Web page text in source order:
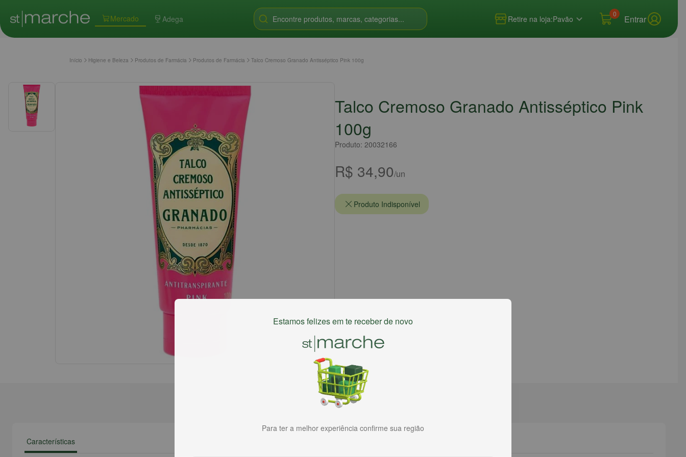
Mercado Adega Encontre produtos, marcas, categorias... Retire na loja:Pavão
0 Entrar
Início Higiene e Beleza Produtos de Farmácia Produtos de Farmácia Talco Cremoso Granado Antisséptico Pink 100g
Talco Cremoso Granado Antisséptico Pink
100g
Produto: 20032166
R$ 34,90/un
Produto Indisponível
Características
Estamos felizes em te receber de novo
Para ter a melhor experiência confirme sua região